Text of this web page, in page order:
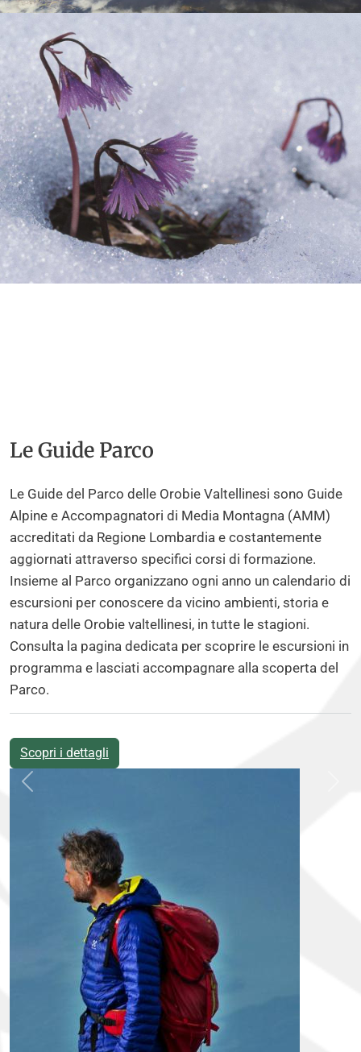
Le Guide Parco
Le Guide del Parco delle Orobie Valtellinesi sono Guide
Alpine e Accompagnatori di Media Montagna (AMM)
accreditati da Regione Lombardia e costantemente
aggiornati attraverso specifici corsi di formazione.
Insieme al Parco organizzano ogni anno un calendario di
escursioni per conoscere da vicino ambienti, storia e
natura delle Orobie valtellinesi, in tutte le stagioni.
Consulta la pagina dedicata per scoprire le escursioni in
programma e lasciati accompagnare alla scoperta del
Parco.
Scopri i dettagli